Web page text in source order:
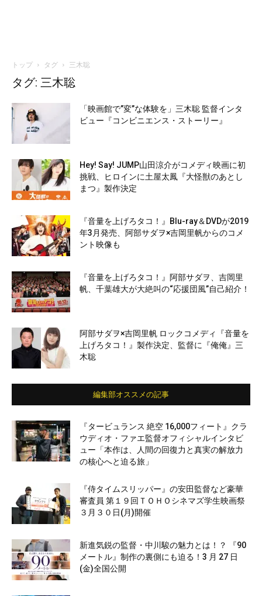
トップ タグ 三木聡
タグ: 三木聡
「映画館で”変”な体験を」三木聡 監督インタ
ビュー『コンビニエンス・ストーリー』
Hey! Say! JUMP山田涼介がコメディ映画に初
挑戦、ヒロインに土屋太鳳『大怪獣のあとし
まつ』製作決定
『音量を上げろタコ！』Blu-ray＆DVDが2019
年3月発売、阿部サダヲ×吉岡里帆からのコメ
ント映像も
『音量を上げろタコ！』阿部サダヲ、吉岡里
帆、千葉雄大が大絶叫の“応援団風”自己紹介！
阿部サダヲ×吉岡里帆 ロックコメディ『音量を
上げろタコ！』製作決定、監督に『俺俺』三
木聡
編集部オススメの記事
『タービュランス 絶空 16,000フィート』クラ
ウディオ・ファエ監督オフィシャルインタビ
ュー「本作は、人間の回復力と真実の解放力
の核心へと迫る旅」
『侍タイムスリッパー』の安田監督など豪華
審査員 第１９回ＴＯＨＯシネマズ学生映画祭
３月３０日(月)開催
新進気鋭の監督・中川駿の魅力とは！？ 『90
メートル』制作の裏側にも迫る！3 月 27 日
(金)全国公開